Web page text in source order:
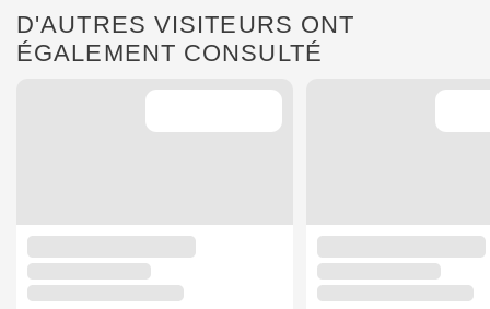
D'AUTRES VISITEURS ONT
ÉGALEMENT CONSULTÉ